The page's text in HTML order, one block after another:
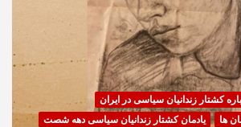
کشتار زندانیان سیاسی در ایران
ها یادمان کشتار زندانیان سیاسی دهه شصت